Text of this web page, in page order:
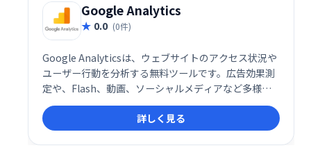
Google Analytics
0.0 (0件)
Google Analyticsは、ウェブサイトのアクセス状況や
ユーザー行動を分析する無料ツールです。広告効果測
定や、Flash、動画、ソーシャルメディアなど多様な
データの追跡が可能です。ウェブサイトの改善やビジ
ネス成長のための貴重なインサイトを提供します。
詳しく見る